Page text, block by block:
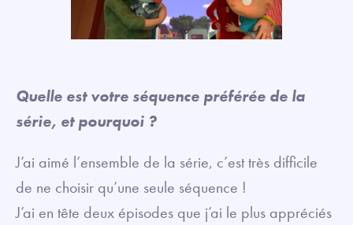
Quelle est votre séquence préférée de la
série, et pourquoi ?
J’ai aimé l’ensemble de la série, c’est très difficile
de ne choisir qu’une seule séquence !
J’ai en tête deux épisodes que j’ai le plus appréciés